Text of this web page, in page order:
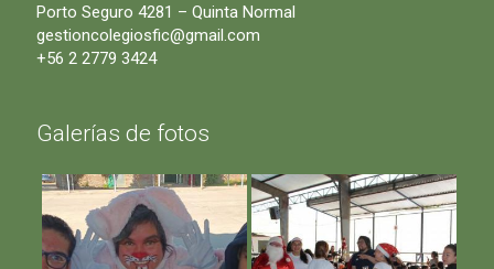
Porto Seguro 4281 – Quinta Normal
gestioncolegiosfic@gmail.com
+56 2 2779 3424
Galerías de fotos